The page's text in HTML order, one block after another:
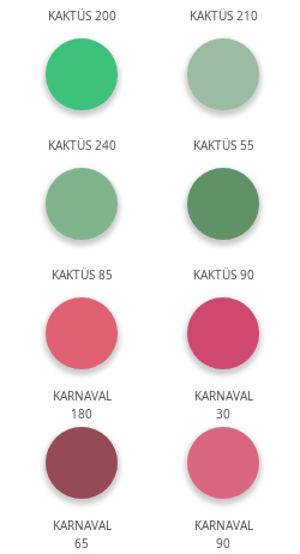
KAKTÜS 200 KAKTÜS 210
KAKTÜS 240 KAKTÜS 55
KAKTÜS 85 KAKTÜS 90
KARNAVAL
180
KARNAVAL
30
KARNAVAL
65
KARNAVAL
90